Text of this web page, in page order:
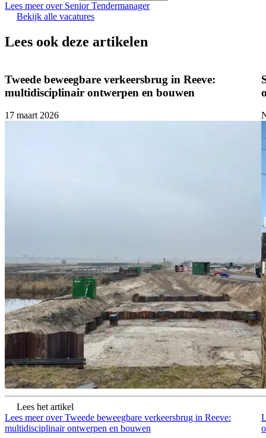
Lees meer over Senior Tendermanager
Bekijk alle vacatures
Lees ook deze artikelen
Tweede beweegbare verkeersbrug in Reeve:
multidisciplinair ontwerpen en bouwen
17 maart 2026
Lees het artikel
Lees meer over Tweede beweegbare verkeersbrug in Reeve:
multidisciplinair ontwerpen en bouwen